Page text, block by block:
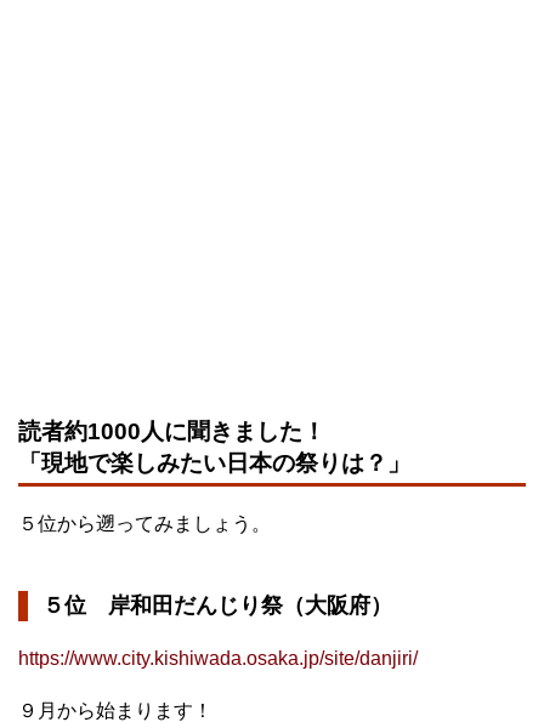
読者約1000人に聞きました！
「現地で楽しみたい日本の祭りは？」
５位から遡ってみましょう。
５位 岸和田だんじり祭（大阪府）
https://www.city.kishiwada.osaka.jp/site/danjiri/
９月から始まります！